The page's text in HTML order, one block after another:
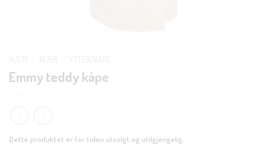
Emmy teddy kåpe
Dette produktet er for tiden utsolgt og utilgjengelig.